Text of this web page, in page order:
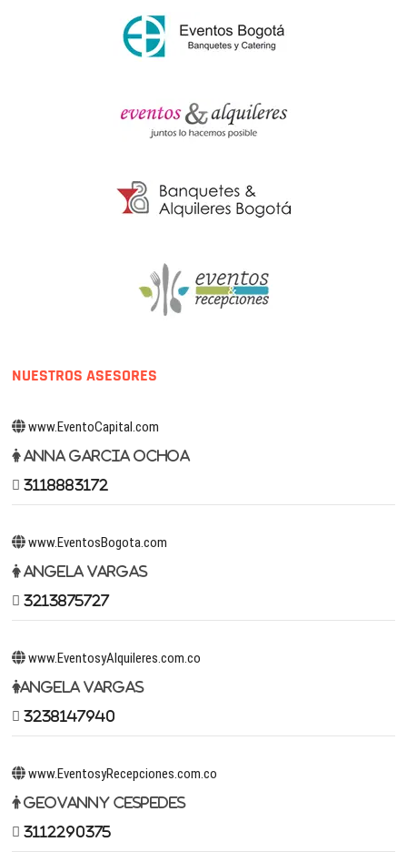
NUESTROS ASESORES
www.EventoCapital.com
Anna Garcia Ochoa
3118883172
www.EventosBogota.com
Angela Vargas
3213875727
www.EventosyAlquileres.com.co
Angela Vargas
3238147940
www.EventosyRecepciones.com.co
Geovanny Cespedes
3112290375